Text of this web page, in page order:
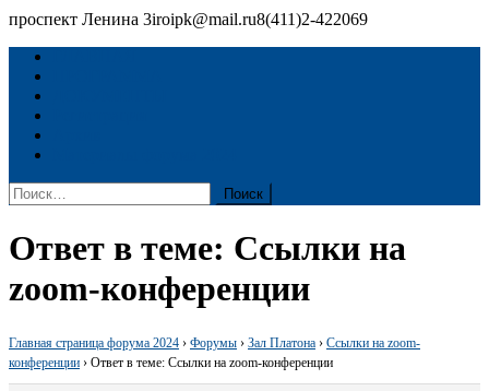
и новые ориентиры"
проспект Ленина 3iroipk@mail.ru8(411)2-422069
Найти:
Ответ в теме: Ссылки на
zoom-конференции
Главная страница форума 2024 › Форумы › Зал Платона › Ссылки на zoom-
конференции › Ответ в теме: Ссылки на zoom-конференции